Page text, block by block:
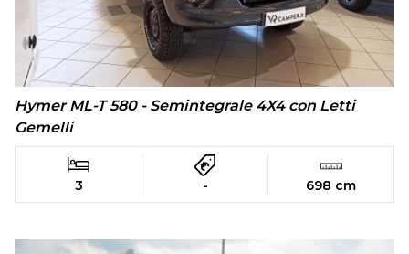
Hymer ML-T 580 - Semintegrale 4X4 con Letti
Gemelli
3 - 698 cm